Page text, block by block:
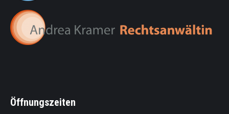
Öffnungszeiten